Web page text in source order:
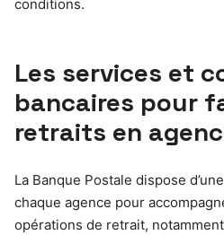
conditions.
Les services et
bancaires pour
retraits en
La Banque Postale dispose
chaque agence pour
opérations de retrait, notamment